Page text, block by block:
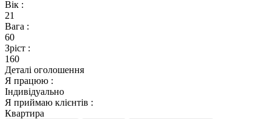
Вік :
21
Вага :
60
Зріст :
160
Деталі оголошення
Я працюю :
Індивідуально
Я приймаю клієнтів :
Квартира